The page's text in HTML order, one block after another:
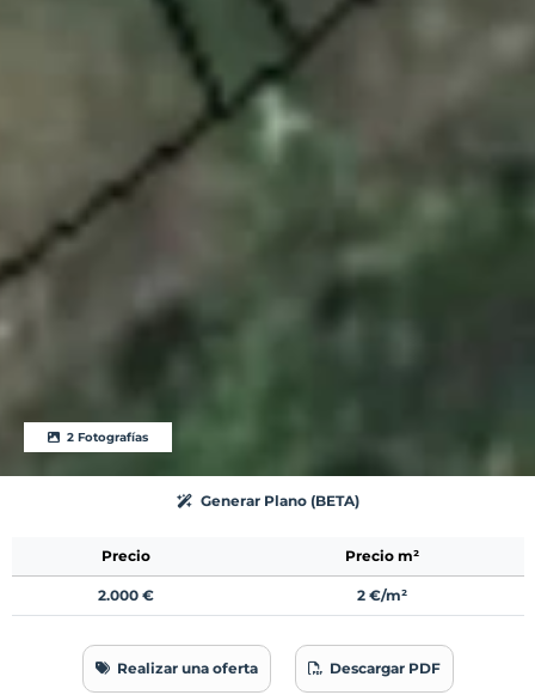
2 Fotografías
Generar Plano (BETA)
Precio Precio m²
2.000 € 2 €/m²
Realizar una oferta Descargar PDF